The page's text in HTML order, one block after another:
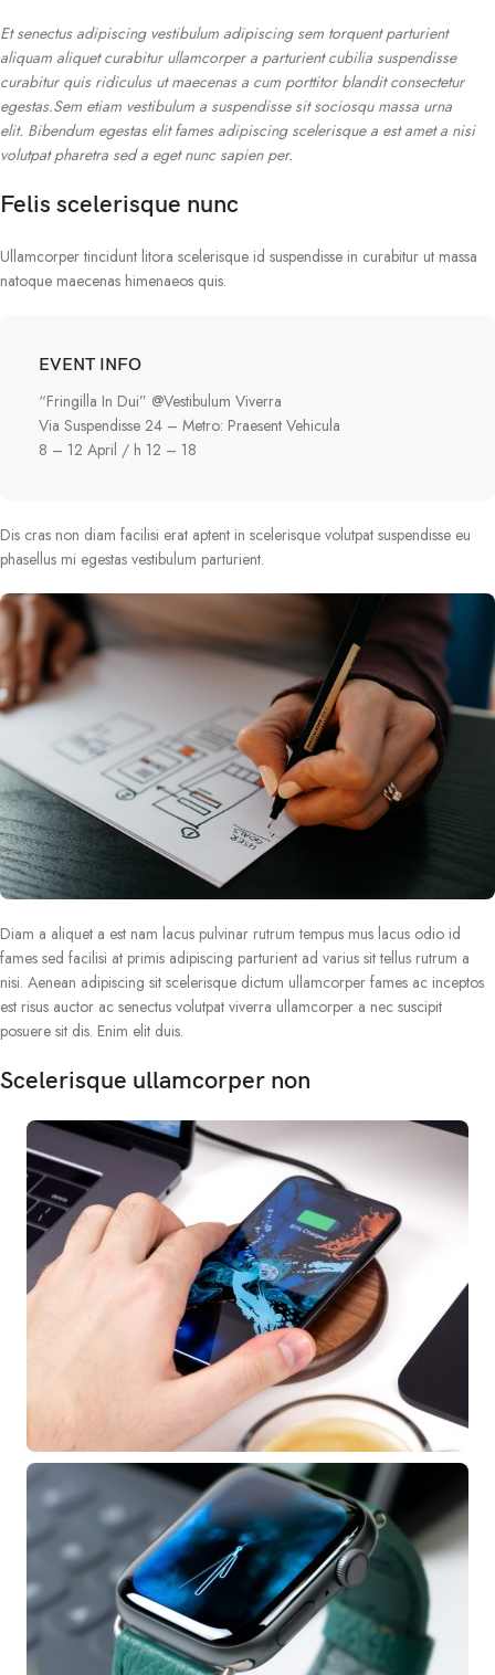
Et senectus adipiscing vestibulum adipiscing sem torquent parturient
aliquam aliquet curabitur ullamcorper a parturient cubilia suspendisse
curabitur quis ridiculus ut maecenas a cum porttitor blandit consectetur
egestas.Sem etiam vestibulum a suspendisse sit sociosqu massa urna
elit. Bibendum egestas elit fames adipiscing scelerisque a est amet a nisi
volutpat pharetra sed a eget nunc sapien per.
Felis scelerisque nunc
Ullamcorper tincidunt litora scelerisque id suspendisse in curabitur ut massa
natoque maecenas himenaeos quis.
EVENT INFO
“Fringilla In Dui” @Vestibulum Viverra
Via Suspendisse 24 – Metro: Praesent Vehicula
8 – 12 April / h 12 – 18
Dis cras non diam facilisi erat aptent in scelerisque volutpat suspendisse eu
phasellus mi egestas vestibulum parturient.
Diam a aliquet a est nam lacus pulvinar rutrum tempus mus lacus odio id
fames sed facilisi at primis adipiscing parturient ad varius sit tellus rutrum a
nisi. Aenean adipiscing sit scelerisque dictum ullamcorper fames ac inceptos
est risus auctor ac senectus volutpat viverra ullamcorper a nec suscipit
posuere sit dis. Enim elit duis.
Scelerisque ullamcorper non